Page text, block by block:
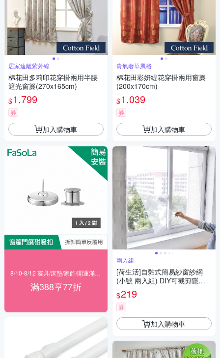
居家遠離紫外線
棉花田多莉印花穿掛兩用半腰
遮光窗簾(270x165cm)
$1,799
券
加入購物車
滿388享77折
貴氣奢華風格
棉花田彩妍緹花穿掛兩用窗簾
(200x170cm)
$1,039
券
加入購物車
兩入組
[荷生活]自黏式簡易紗窗紗網
(小號 兩入組) DIY可截剪隱形
紗窗 附魔術貼
$219
券
加入購物車